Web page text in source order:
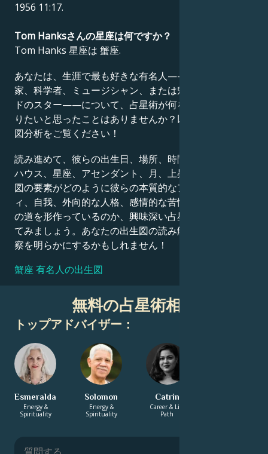
1956 11:17.
Tom Hanksさんの星座は何ですか？
Tom Hanks 星座は 蟹座.
あなたは、生涯で最も好きな有名人——政治家、発明
家、科学者、ミュージシャン、または魅力的なハリウッ
ドのスター——について、占星術が何を語っているか知
りたいと思ったことはありませんか？以下の詳細な出生
図分析をご覧ください！
読み進めて、彼らの出生日、場所、時間、惑星の位置、
ハウス、星座、アセンダント、月、上昇星座など、出生
図の要素がどのように彼らの本質的なアイデンティテ
ィ、自我、外向的な人格、感情的な苦悩、そして成功へ
の道を形作っているのか、興味深い占星術的解釈を探っ
てみましょう。あなたの出生図の読み解きも、同様の洞
察を明らかにするかもしれません！
蟹座 有名人の出生図
無料の占星術相談
トップアドバイザー：
Esmeralda
Energy &
Spirituality
Solomon
Energy &
Spirituality
Catrin
Career & Life
Path